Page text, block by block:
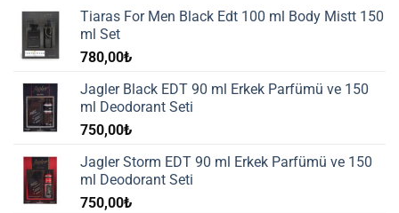
Tiaras For Men Black Edt 100 ml Body Mistt 150
ml Set
780,00₺
Jagler Black EDT 90 ml Erkek Parfümü ve 150
ml Deodorant Seti
750,00₺
Jagler Storm EDT 90 ml Erkek Parfümü ve 150
ml Deodorant Seti
750,00₺